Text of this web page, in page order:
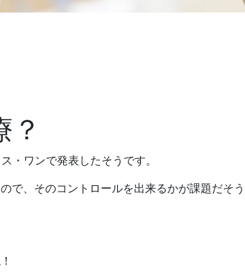
・ワンで発表したそうです。
で、そのコントロールを出来るかが課題だそう